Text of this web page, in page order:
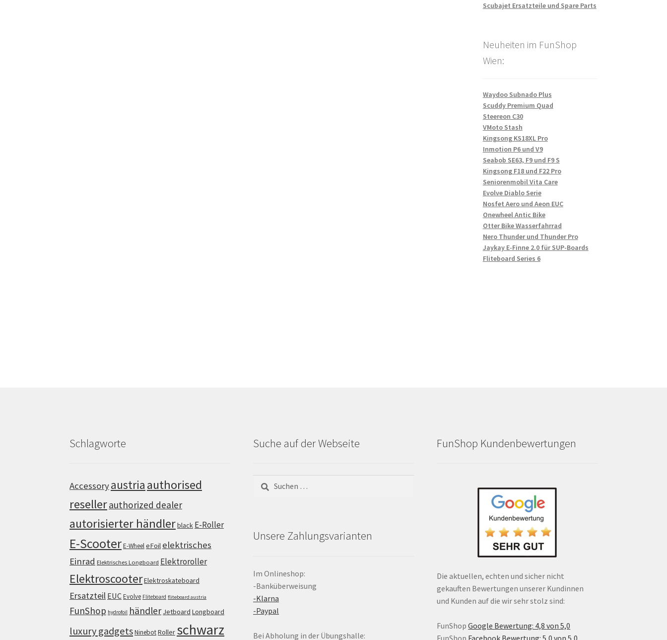
Scubajet Ersatzteile und Spare Parts
Neuheiten im FunShop
Wien:
Waydoo Subnado Plus
Scuddy Premium Quad
Steereon C30
VMoto Stash
Kingsong KS18XL Pro
Inmotion P6 und V9
Seabob SE63, F9 und F9 S
Kingsong F18 und F22 Pro
Seniorenmobil Vita Care
Evolve Diablo Serie
Nosfet Aero und Aeon EUC
Onewheel Antic Bike
Otter Bike Wasserfahrrad
Nero Thunder und Thunder Pro
Jaykay E-Finne 2.0 für SUP-Boards
Fliteboard Series 6
Schlagworte
Accessoryaustria authorised
resellerauthorized dealer
autorisierter händlerblack E-Roller
E-ScooterE-WheeleFoil elektrisches
Einrad Elektrisches Longboard Elektroroller
ElektroscooterElektroskateboard
Ersatzteil EUCEvolve Fliteboard fliteboard austria
FunShop hydrofoil händler Jetboard Longboard
luxury gadgetsNinebotRoller schwarz
Suche auf der Webseite
nach:
Unsere Zahlungsvarianten
Im Onlineshop:
-Banküberweisung
-Klarna
-Paypal
Bei Abholung in der Übungshalle:
FunShop Kundenbewertungen
Die aktuellen, echten und sicher nicht
gekauften Bewertungen unserer Kundinnen
und Kunden auf die wir sehr stolz sind:
FunShop Google Bewertung: 4,8 von 5,0
FunShop Facebook Bewertung: 5,0 von 5,0